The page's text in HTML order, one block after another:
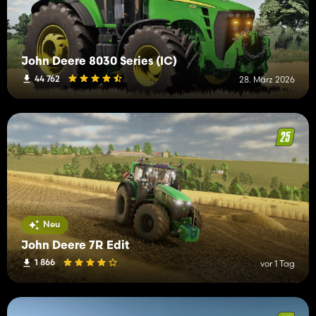
John Deere 8030 Series (IC)
44 762 28. März 2026
Neu
John Deere 7R Edit
1 866 vor 1 Tag